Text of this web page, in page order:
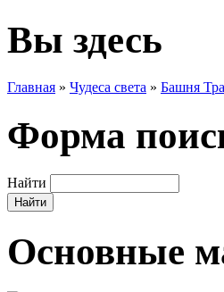
Вы здесь
Главная » Чудеса света » Башня
Форма
Найти
Основные